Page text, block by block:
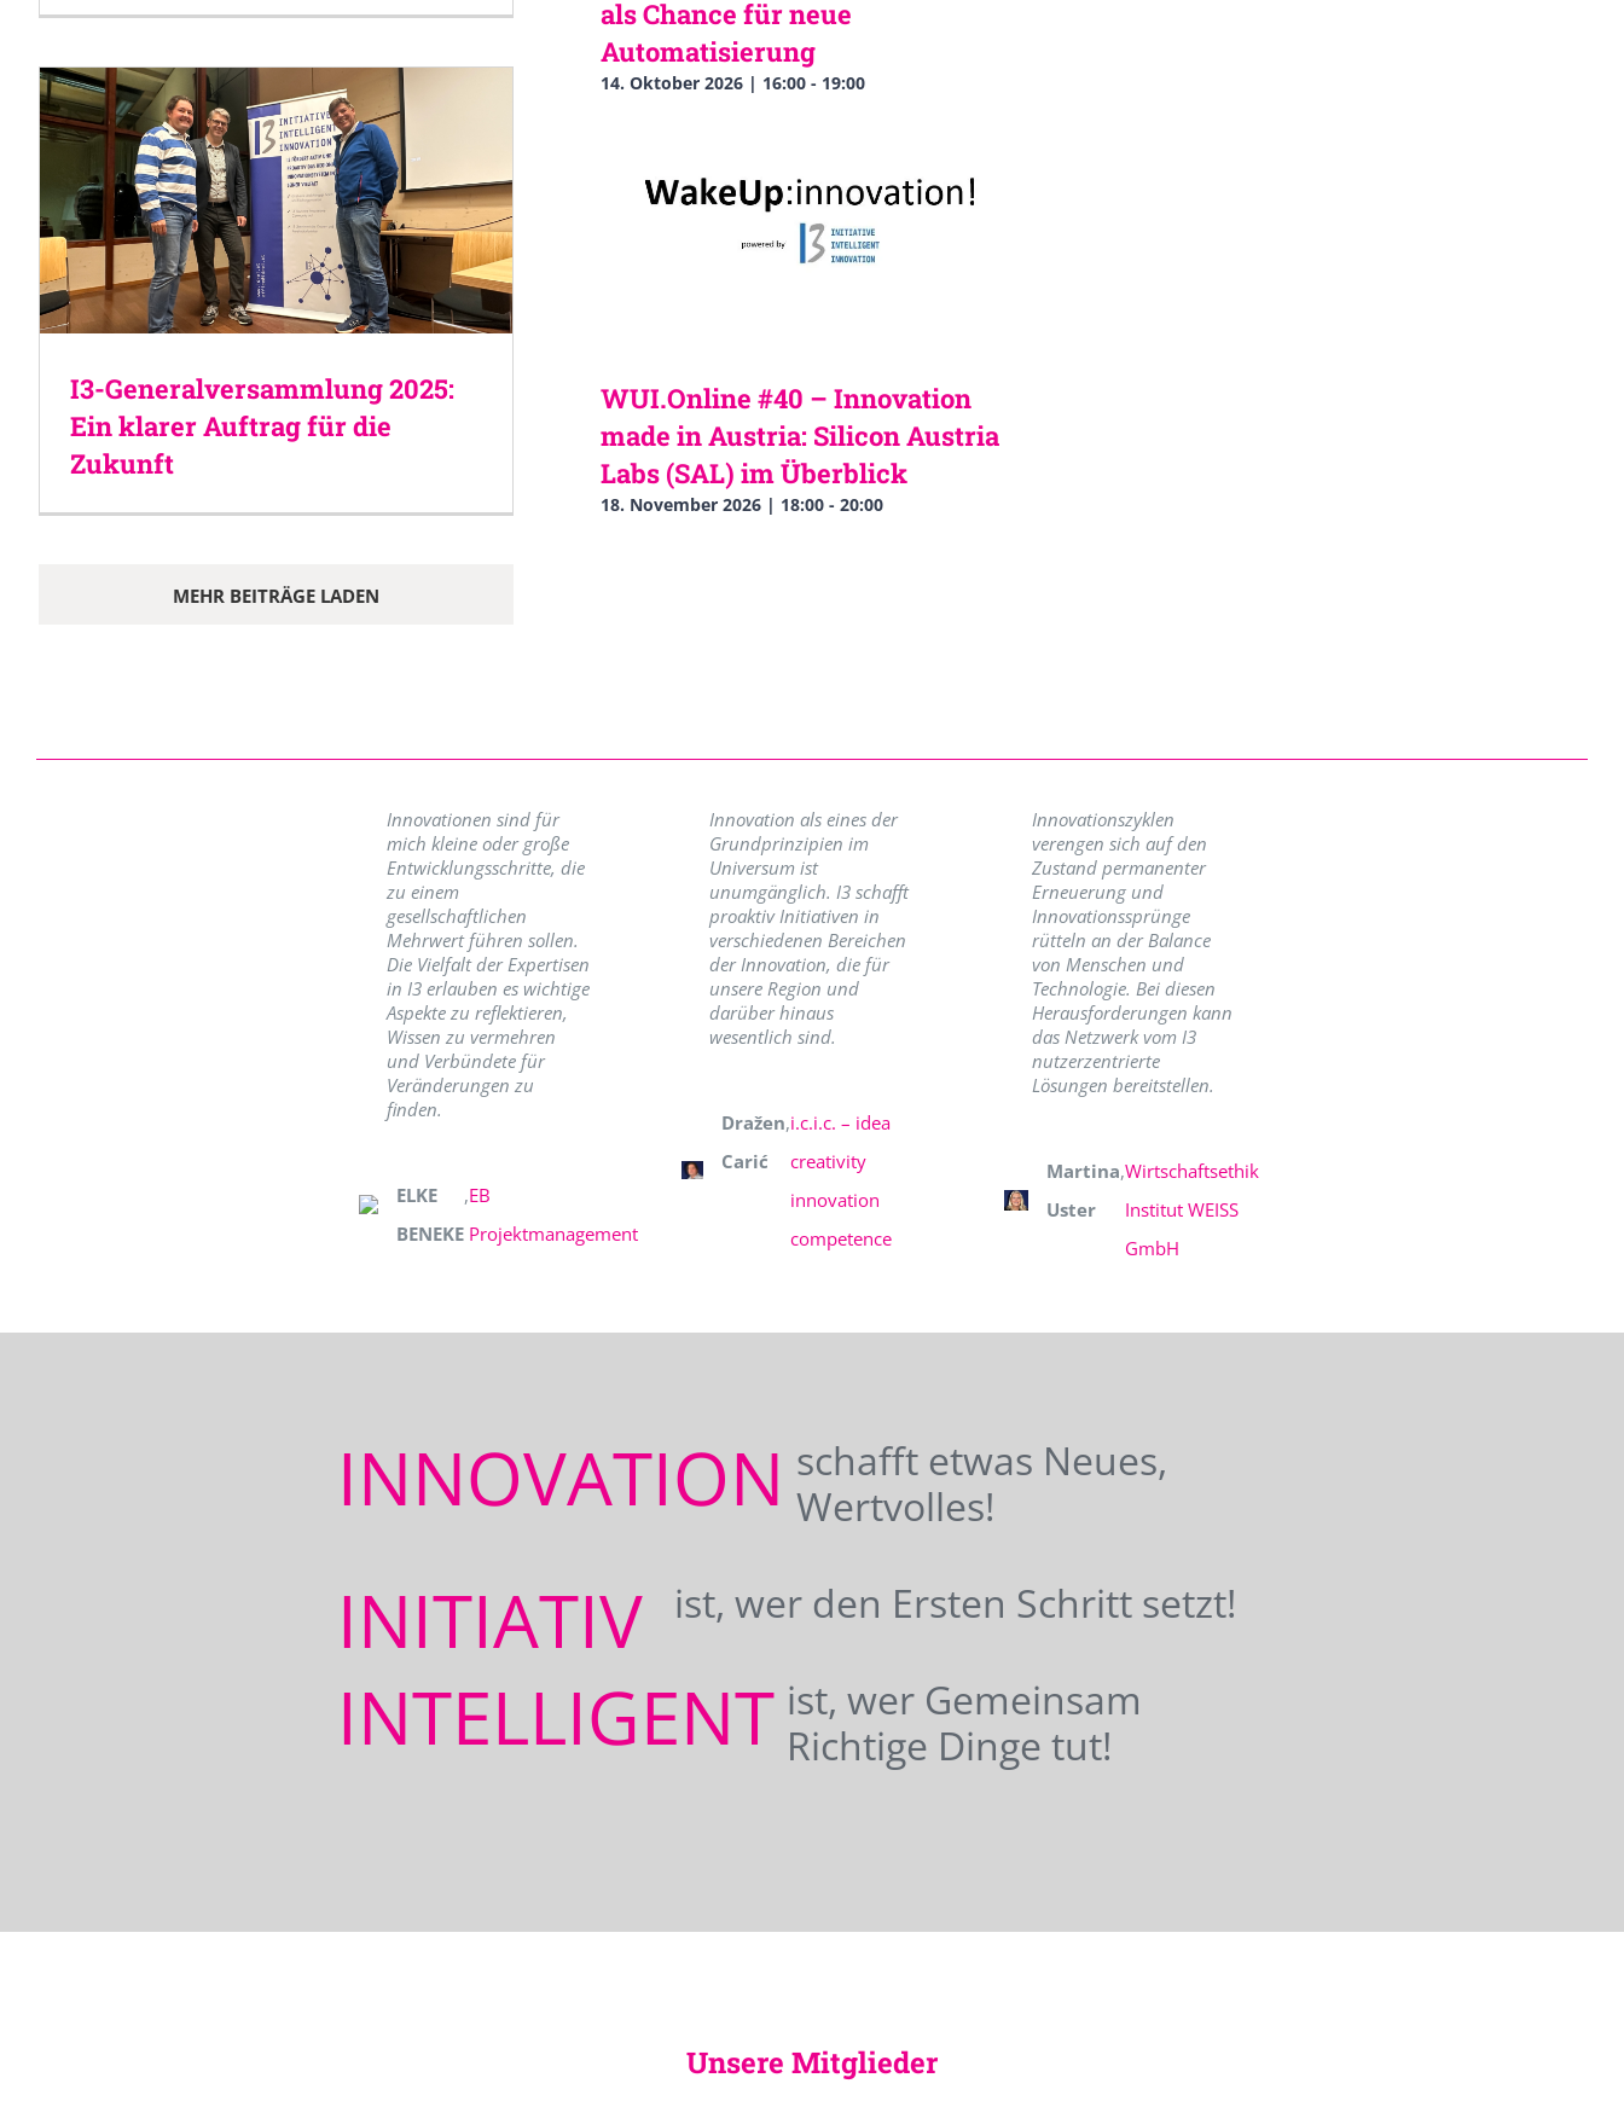
I3-Generalversammlung 2025:
Ein klarer Auftrag für die
Zukunft
MEHR BEITRÄGE LADEN
als Chance für neue
Automatisierung
14. Oktober 2026 | 16:00- 19:00
WUI.Online #40 – Innovation
made in Austria: Silicon Austria
Labs (SAL) im Überblick
18. November 2026 | 18:00- 20:00
Innovationen sind für
mich kleine oder große
Entwicklungsschritte, die
zu einem
gesellschaftlichen
Mehrwert führen sollen.
Die Vielfalt der Expertisen
in I3 erlauben es wichtige
Aspekte zu reflektieren,
Wissen zu vermehren
und Verbündete für
Veränderungen zu
finden.
ELKE
BENEKE
,EB
Projektmanagement
Innovation als eines der
Grundprinzipien im
Universum ist
unumgänglich. I3 schafft
proaktiv Initiativen in
verschiedenen Bereichen
der Innovation, die für
unsere Region und
darüber hinaus
wesentlich sind.
Dražen
Carić
,i.c.i.c. – idea
creativity
innovation
competence
Innovationszyklen
verengen sich auf den
Zustand permanenter
Erneuerung und
Innovationssprünge
rütteln an der Balance
von Menschen und
Technologie. Bei diesen
Herausforderungen kann
das Netzwerk vom I3
nutzerzentrierte
Lösungen bereitstellen.
Martina
Uster
,Wirtschaftsethik
Institut WEISS
GmbH
INNOVATION schafft etwas Neues,
Wertvolles!
INITIATIV ist, wer den Ersten Schritt setzt!
INTELLIGENT ist, wer Gemeinsam
Richtige Dinge tut!
Unsere Mitglieder